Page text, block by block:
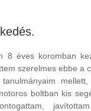
8 éves koromban
szerelmes ebbe a
boltban kis